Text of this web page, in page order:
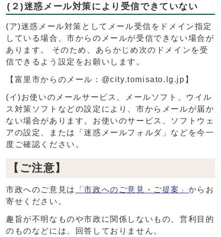
(２)迷惑メール対策により受信できていない
(ア)迷惑メール対策としてメール受信をドメイン指定
している場合、市からのメールが受信できない場合が
あります。 そのため、あらかじめ次のドメインを受
信できるよう設定をお願いします。
【富里市からのメール：@city.tomisato.lg.jp】
(イ)お使いのメールサービス、メールソフト、ウイル
ス対策ソフトなどの設定により、市からメールが届か
ない場合があります。お使いのサービス、ソフトウェ
アの設定、または「迷惑メールフォルダ」などを今一
度ご確認ください。
【ご注意】
市政へのご意見は 「市政へのご意見・ご提案」 からお
寄せください。
趣旨が不明なものや市政に関係しないもの、営利目的
のものなどには、回答しておりません。